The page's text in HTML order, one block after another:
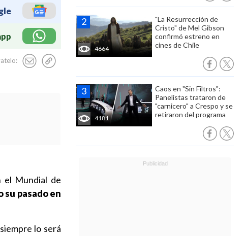
4664
"La Resurrección de
Cristo" de Mel Gibson
confirmó estreno en
cines de Chile
4181
Caos en "Sin Filtros":
Panelistas trataron de
"carnicero" a Crespo y se
retiraron del programa
el Mundial de
su pasado en
lo será